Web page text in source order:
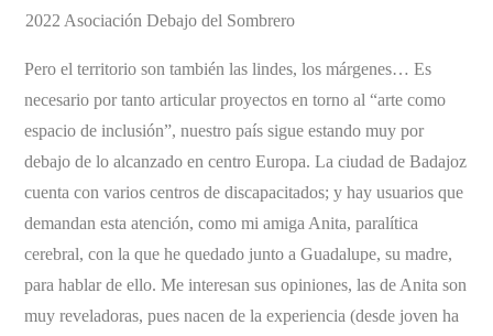
2022 Asociación Debajo del Sombrero
Pero el territorio son también las lindes, los márgenes… Es
necesario por tanto articular proyectos en torno al “arte como
espacio de inclusión”, nuestro país sigue estando muy por
debajo de lo alcanzado en centro Europa. La ciudad de Badajoz
cuenta con varios centros de discapacitados; y hay usuarios que
demandan esta atención, como mi amiga Anita, paralítica
cerebral, con la que he quedado junto a Guadalupe, su madre,
para hablar de ello. Me interesan sus opiniones, las de Anita son
muy reveladoras, pues nacen de la experiencia (desde joven ha